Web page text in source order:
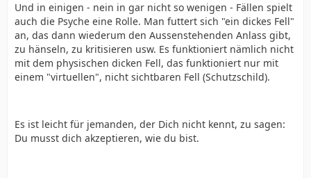
Und in einigen - nein in gar nicht so wenigen - Fällen spielt
auch die Psyche eine Rolle. Man futtert sich "ein dickes Fell"
an, das dann wiederum den Aussenstehenden Anlass gibt,
zu hänseln, zu kritisieren usw. Es funktioniert nämlich nicht
mit dem physischen dicken Fell, das funktioniert nur mit
einem "virtuellen", nicht sichtbaren Fell (Schutzschild).
Es ist leicht für jemanden, der Dich nicht kennt, zu sagen:
Du musst dich akzeptieren, wie du bist.